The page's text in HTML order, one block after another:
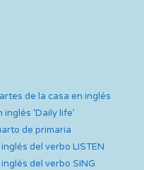
de la casa en inglés
‘Daily life’
de primaria
del verbo LISTEN
del verbo SING